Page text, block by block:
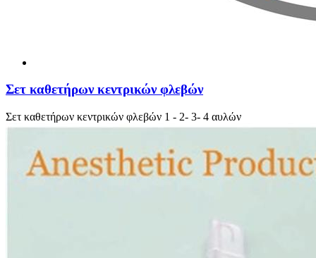
Σετ καθετήρων κεντρικών φλεβών
Σετ καθετήρων κεντρικών φλεβών 1 - 2- 3- 4 αυλών